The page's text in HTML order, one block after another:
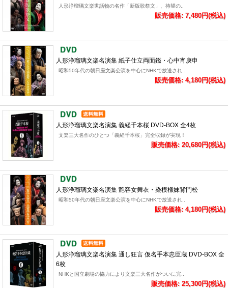
人形浄瑠璃文楽世話物の名作「新版歌祭文」、待望の..
販売価格: 7,480円(税込)
人形浄瑠璃文楽名演集 紙子仕立両面鑑・心中宵庚申
昭和50年代の朝日座文楽公演を中心にNHKで放送され..
販売価格: 4,180円(税込)
人形浄瑠璃文楽名演集 義経千本桜 DVD-BOX 全4枚
文楽三大名作のひとつ「義経千本桜」完全収録が実現！
販売価格: 20,680円(税込)
人形浄瑠璃文楽名演集 艶容女舞衣・染模様妹背門松
昭和50年代の朝日座文楽公演を中心にNHKで放送され..
販売価格: 4,180円(税込)
人形浄瑠璃文楽名演集 通し狂言 仮名手本忠臣蔵 DVD-BOX 全
6枚
NHKと国立劇場の協力により文楽三大名作がついに完..
販売価格: 25,300円(税込)